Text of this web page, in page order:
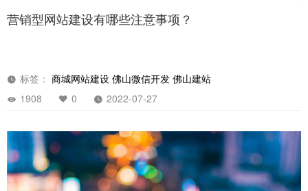
营销型网站建设有哪些注意事项？
标签： 商城网站建设 佛山微信开发 佛山建站
1908
0 2022-07-27